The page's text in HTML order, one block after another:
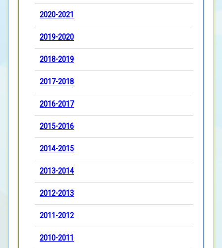
2020-2021
2019-2020
2018-2019
2017-2018
2016-2017
2015-2016
2014-2015
2013-2014
2012-2013
2011-2012
2010-2011